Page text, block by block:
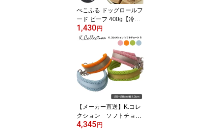
ぺこふる ドッグロールフ
ード ビーフ 400g【冷
蔵】犬 ドッグフード フ
レッシュロールフード オ
ールステージ 国内製造 D
HA EPA オメガ3 皮膚 被
毛 小型犬 中型犬 大型犬
幼犬 シニア 食いつき 偏
食 アレルギー トッピン
グ 手作り食 牛肉 ブッチ
pekofull DOG ROLL FOO
D
1,430 円
【メーカー直送】K.コレ
クション ソフトチョー
ク Sサイズ RN-033犬
4,345 円